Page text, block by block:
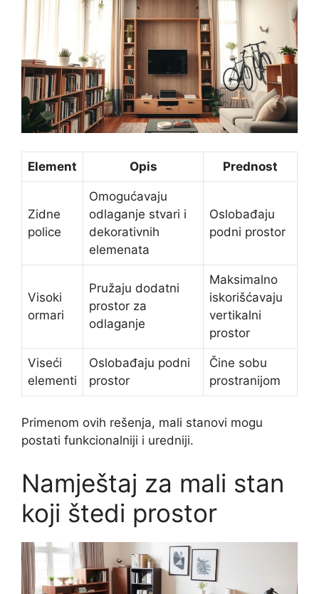
Element Opis Prednost
Zidne
police
Omogućavaju
odlaganje stvari i
dekorativnih
elemenata
Oslobađaju
podni prostor
Visoki
ormari
Pružaju dodatni
prostor za
odlaganje
Maksimalno
iskorišćavaju
vertikalni
prostor
Viseći
elementi
Oslobađaju podni
prostor
Čine sobu
prostranijom
Primenom ovih rešenja, mali stanovi mogu
postati funkcionalniji i uredniji.
Namještaj za mali stan
koji štedi prostor